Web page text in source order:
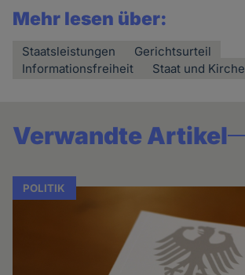
Mehr lesen über:
Staatsleistungen
Gerichtsurteil
Informationsfreiheit
Staat und Kirche
Verwandte Artikel
POLITIK